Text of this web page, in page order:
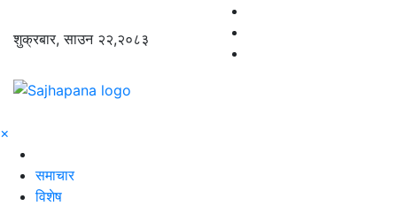
शुक्रबार, साउन २२,२०८३
×
समाचार
विशेष